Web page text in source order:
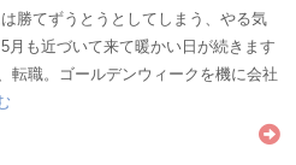
勝てずうとうとしてしまう、やる気
月も近づいて来て暖かい日が続きます
転職。ゴールデンウィークを機に会社